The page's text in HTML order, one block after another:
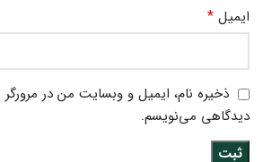
ایمیل *
ذخیره نام، ایمیل و وبسایت من در مرورگر
دیدگاهی می‌نویسم.